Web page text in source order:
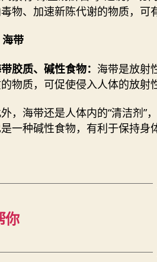
物、加速新陈代谢的物质，可
带
胶质、碱性食物： 海带是放射
物质，可促使侵入人体的放射
，海带还是人体内的“清洁剂”
一种碱性食物，有利于保持身
你